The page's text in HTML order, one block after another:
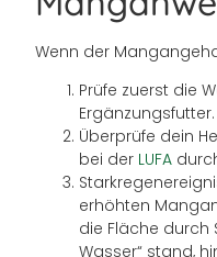
Wenn der
Prüfe zuerst die
Ergänzungsfutter.
Überprüfe dein
bei der LUFA
erhöhten
die Fläche durch
Wasser“ stand,